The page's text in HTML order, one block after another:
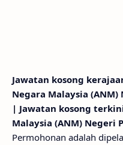
Jawatan kosong
Negara Malaysia
| Jawatan kosong
Malaysia (ANM) Negeri
Permohonan adalah